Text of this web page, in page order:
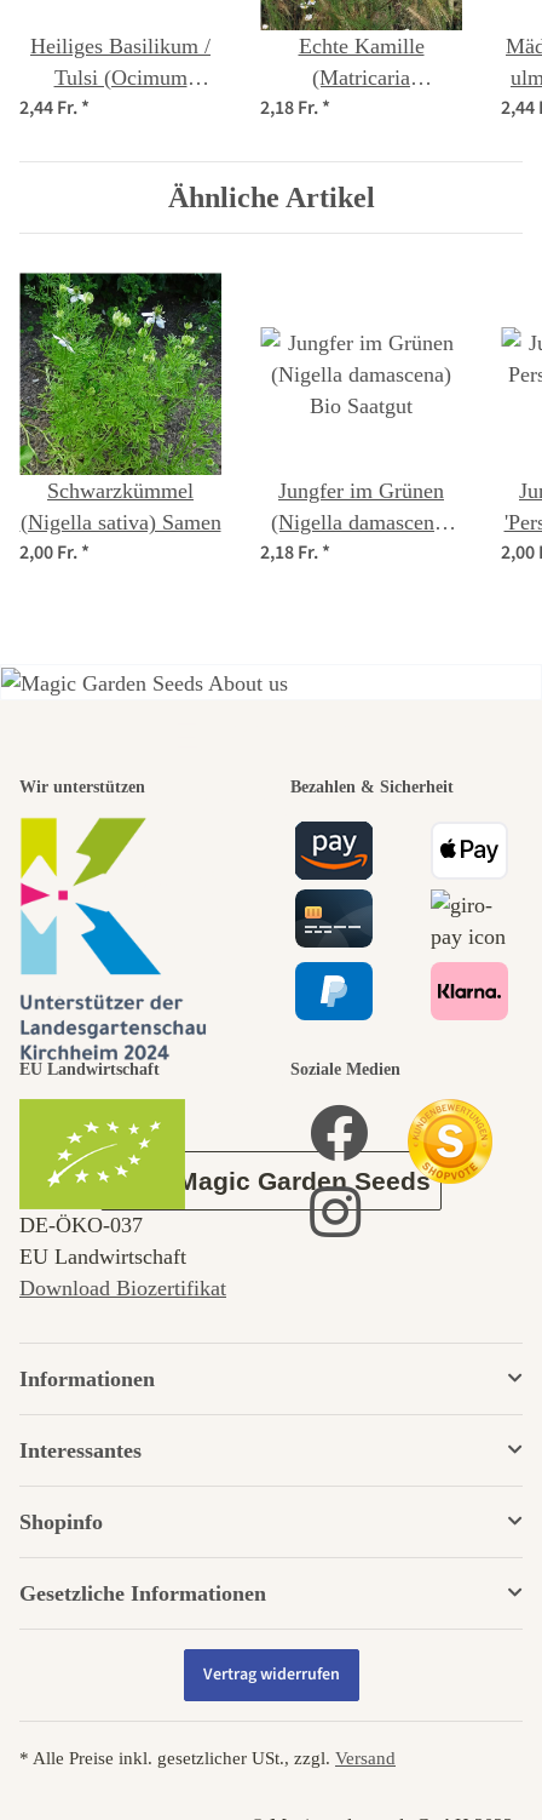
Heiliges Basilikum /
Tulsi (Ocimum
tenuiflorum syn.
2,44 Fr.*
Echte Kamille
(Matricaria
chamomilla) Bio
2,18 Fr.* 2,44
Ähnliche Artikel
Schwarzkümmel
(Nigella sativa) Samen
2,00 Fr.*
Jungfer im Grünen
(Nigella damascena)
Bio Saatgut
2,18 Fr.* 2,00
schönsten
Wege zu uns
selbst führt
durch den
Garten
Über Magic Garden Seeds
Wir unterstützen Bezahlen & Sicherheit
EU Landwirtschaft
DE‑ÖKO‑037
EU Landwirtschaft
Download Biozertifikat
Soziale Medien
Informationen
Interessantes
Shopinfo
Gesetzliche Informationen
Vertrag widerrufen
* Alle Preise inkl. gesetzlicher USt., zzgl. Versand